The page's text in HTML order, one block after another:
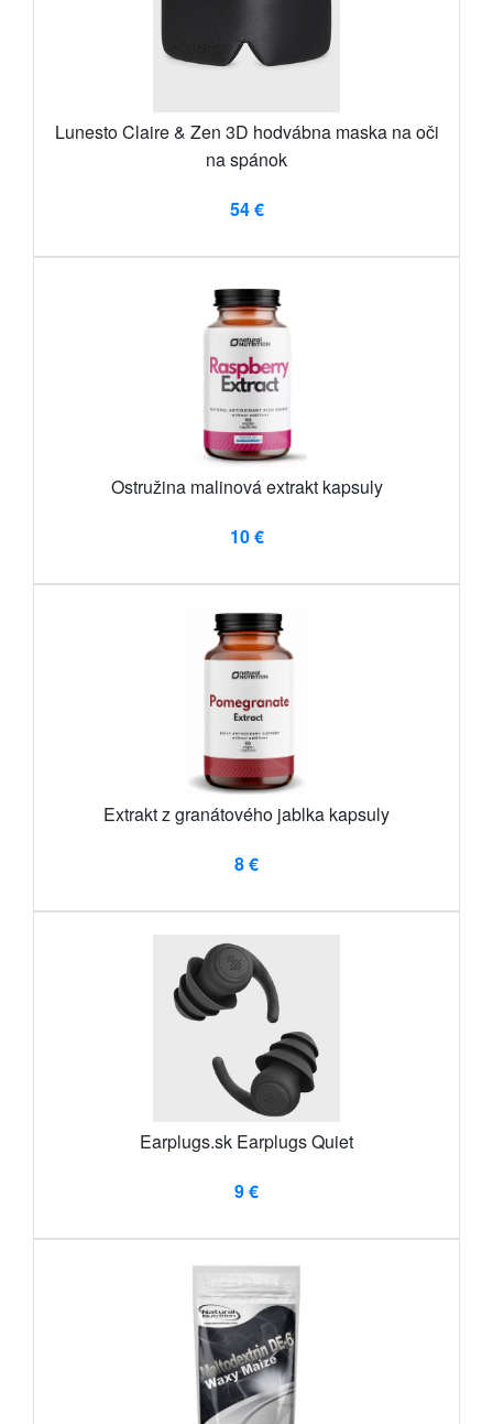
Lunesto Claire & Zen 3D hodvábna maska ​​na oči
na spánok
54 €
Ostružina malinová extrakt kapsuly
10 €
Extrakt z granátového jablka kapsuly
8 €
Earplugs.sk Earplugs Quiet
9 €